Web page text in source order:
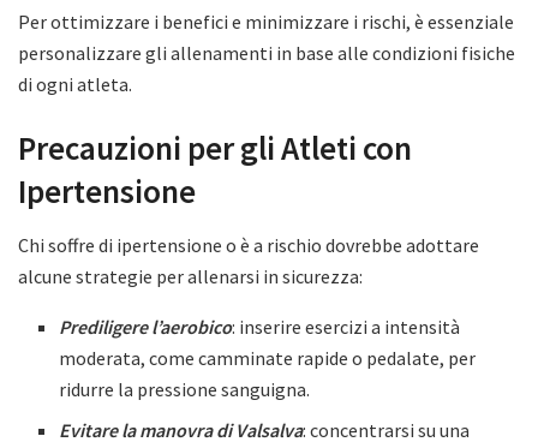
Per ottimizzare i benefici e minimizzare i rischi, è essenziale
personalizzare gli allenamenti in base alle condizioni fisiche
di ogni atleta.
Precauzioni per gli Atleti con
Ipertensione
Chi soffre di ipertensione o è a rischio dovrebbe adottare
alcune strategie per allenarsi in sicurezza:
Prediligere l’aerobico: inserire esercizi a intensità
moderata, come camminate rapide o pedalate, per
ridurre la pressione sanguigna.
Evitare la manovra di Valsalva: concentrarsi su una